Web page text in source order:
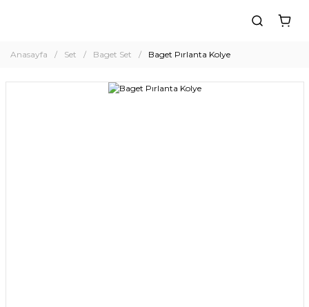
Anasayfa Set Baget Set Baget Pırlanta Kolye